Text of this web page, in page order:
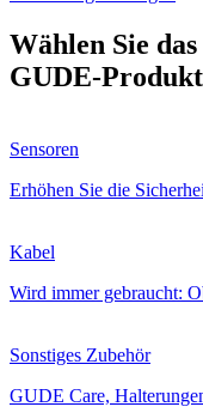
Wählen Sie
GUDE-Produkt
Sensoren
Erhöhen Sie die
Kabel
Wird immer gebraucht:
Sonstiges Zubehör
GUDE Care,